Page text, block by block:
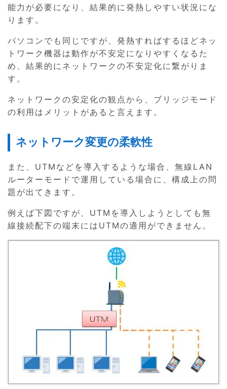
能力が必要になり、結果的に発熱しやすい状況にな
ります。
パソコンでも同じですが、発熱すればするほどネッ
トワーク機器は動作が不安定になりやすくなるた
め、結果的にネットワークの不安定化に繋がりま
す。
ネットワークの安定化の観点から、ブリッジモード
の利用はメリットがあると言えます。
ネットワーク変更の柔軟性
また、UTMなどを導入するような場合、無線LAN
ルーターモードで運用している場合に、構成上の問
題が出てきます。
例えば下図ですが、UTMを導入しようとしても無
線接続配下の端末にはUTMの適用ができません。